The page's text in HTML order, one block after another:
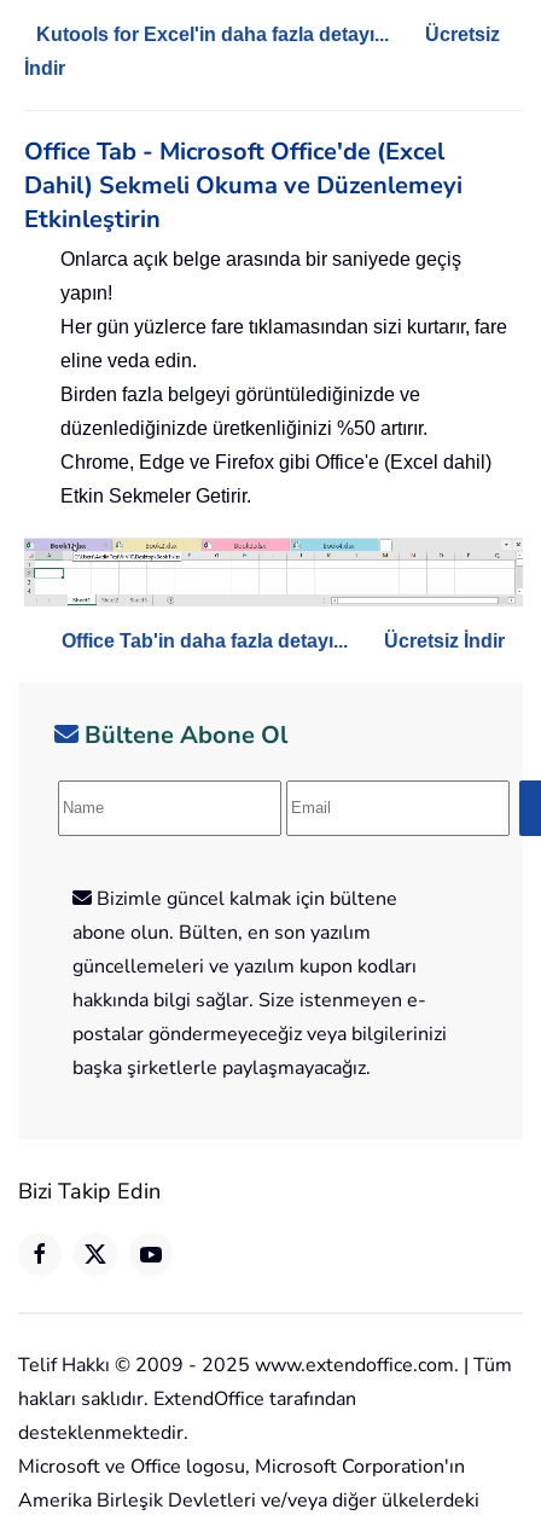
Kutools for Excel'in daha fazla detayı...
Ücretsiz
İndir
Office Tab - Microsoft Office'de (Excel
Dahil) Sekmeli Okuma ve Düzenlemeyi
Etkinleştirin
Onlarca açık belge arasında bir saniyede geçiş
yapın!
Her gün yüzlerce fare tıklamasından sizi kurtarır, fare
eline veda edin.
Birden fazla belgeyi görüntülediğinizde ve
düzenlediğinizde üretkenliğinizi %50 artırır.
Chrome, Edge ve Firefox gibi Office'e (Excel dahil)
Etkin Sekmeler Getirir.
Office Tab'in daha fazla detayı... Ücretsiz İndir
Bültene Abone Ol
Bizimle güncel kalmak için bültene
abone olun. Bülten, en son yazılım
güncellemeleri ve yazılım kupon kodları
hakkında bilgi sağlar. Size istenmeyen e-
postalar göndermeyeceğiz veya bilgilerinizi
başka şirketlerle paylaşmayacağız.
Bizi Takip Edin
Telif Hakkı © 2009 - 2025 www.extendoffice.com. | Tüm
hakları saklıdır. ExtendOffice tarafından
desteklenmektedir.
Microsoft ve Office logosu, Microsoft Corporation'ın
Amerika Birleşik Devletleri ve/veya diğer ülkelerdeki